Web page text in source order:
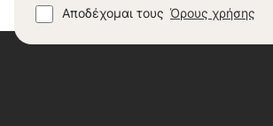
Αποδέχομαι τους Όρους χρήσης